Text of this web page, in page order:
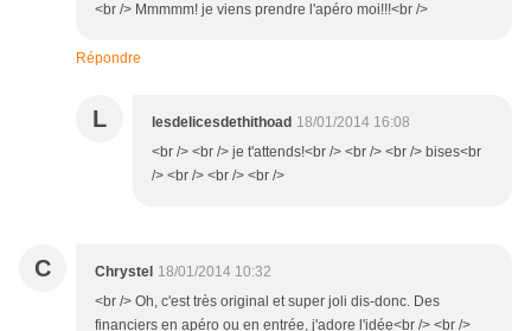
<br /> Mmmmm! je viens prendre l'apéro moi!!!<br />
Répondre
L lesdelicesdethithoad 18/01/2014 16:08
<br /> <br /> je t'attends!<br /> <br /> <br /> bises<br
/> <br /> <br /> <br />
C Chrystel 18/01/2014 10:32
<br /> Oh, c'est très original et super joli dis-donc. Des
financiers en apéro ou en entrée, j'adore l'idée<br /> <br />